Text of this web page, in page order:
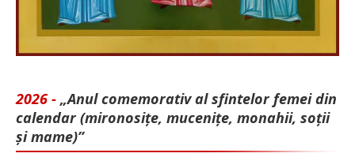
2026 - „Anul comemorativ al sfintelor femei din
calendar (mironosițe, mu­cenițe, monahii, soții
și mame)”